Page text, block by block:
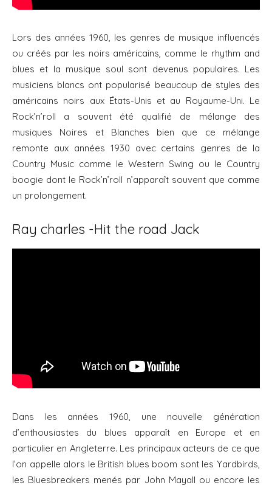
Lors des années 1960, les genres de musique influencés
ou créés par les noirs américains, comme le rhythm and
blues et la musique soul sont devenus populaires. Les
musiciens blancs ont popularisé beaucoup de styles des
américains noirs aux États-Unis et au Royaume-Uni. Le
Rock’n’roll a souvent été qualifié de mélange des
musiques Noires et Blanches bien que ce mélange
remonte aux années 1930 avec certains genres de la
Country Music comme le Western Swing ou le Country
boogie dont le Rock’n’roll n’apparaît souvent que comme
un prolongement.
Ray charles -Hit the road Jack
Dans les années 1960, une nouvelle génération
d’enthousiastes du blues apparaît en Europe et en
particulier en Angleterre. Les principaux acteurs de ce que
l’on appelle alors le British blues boom sont les Yardbirds,
les Bluesbreakers menés par John Mayall ou encore les